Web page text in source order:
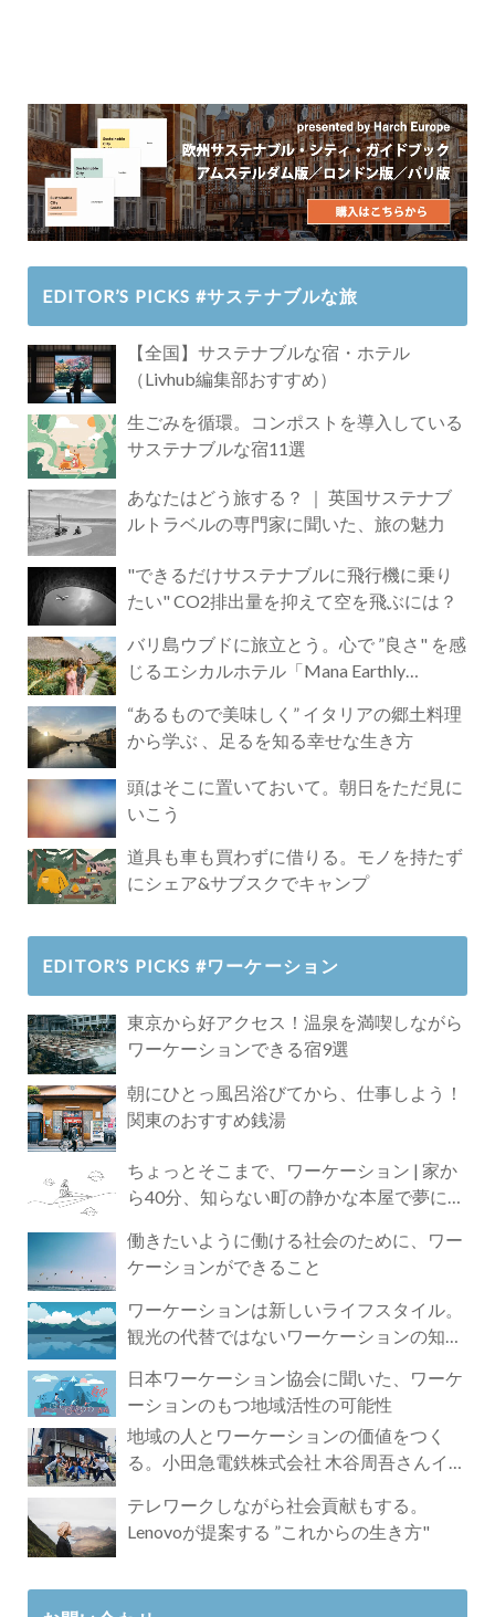
EDITOR’S PICKS #サステナブルな旅
【全国】サステナブルな宿・ホテル
（Livhub編集部おすすめ）
生ごみを循環。コンポストを導入している
サステナブルな宿11選
あなたはどう旅する？ ｜ 英国サステナブ
ルトラベルの専門家に聞いた、旅の魅力
"できるだけサステナブルに飛行機に乗り
たい" CO2排出量を抑えて空を飛ぶには？
バリ島ウブドに旅立とう。心で ”良さ" を感
じるエシカルホテル「Mana Earthly
“あるもので美味しく” イタリアの郷土料理
から学ぶ 、足るを知る幸せな生き方
頭はそこに置いておいて。朝日をただ見に
いこう
道具も車も買わずに借りる。モノを持たず
にシェア&サブスクでキャンプ
EDITOR’S PICKS #ワーケーション
東京から好アクセス！温泉を満喫しながら
ワーケーションできる宿9選
朝にひとっ風呂浴びてから、仕事しよう！
関東のおすすめ銭湯
ちょっとそこまで、ワーケーション | 家か
ら40分、知らない町の静かな本屋で夢に近
働きたいように働ける社会のために、ワー
ケーションができること
ワーケーションは新しいライフスタイル。
観光の代替ではないワーケーションの知ら
日本ワーケーション協会に聞いた、ワーケ
ーションのもつ地域活性の可能性
地域の人とワーケーションの価値をつく
る。小田急電鉄株式会社 木谷周吾さんイン
テレワークしながら社会貢献もする。
Lenovoが提案する ”これからの生き方"